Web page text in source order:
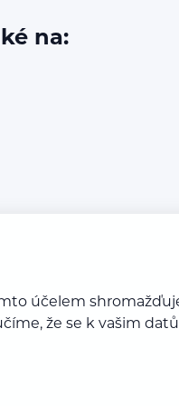
na:
účelem
že se k vašim